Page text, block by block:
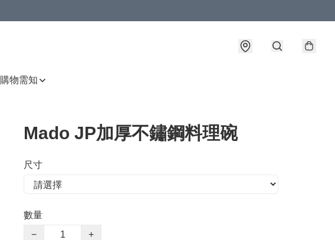
購物需知
Mado JP加厚不鏽鋼料理碗
尺寸
數量
−
+